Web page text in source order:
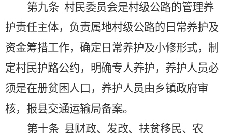
第九条 村民委员会是村级公路的管理养
护责任主体，负责属地村级公路的日常养护及
资金筹措工作，确定日常养护及小修形式，制
定村民护路公约，明确专人养护，养护人员必
须是在册贫困人口，养护人员由乡镇政府审
核，报县交通运输局备案。
第十条 县财政、发改、扶贫移民、农